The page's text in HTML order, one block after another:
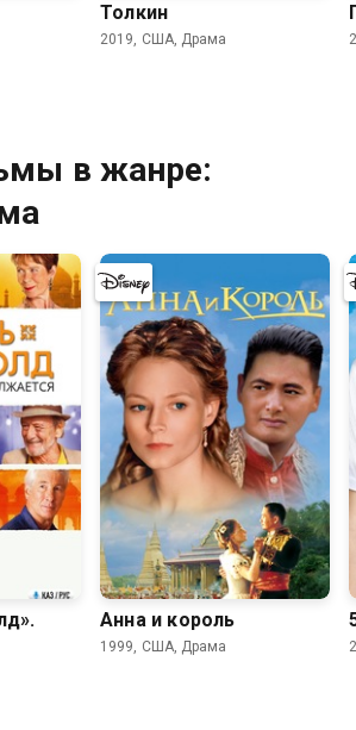
Толкин
2019, США, Драма
в жанре:
7.8
Анна и король
1999, США, Драма